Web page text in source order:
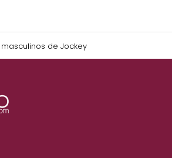
de Jockey